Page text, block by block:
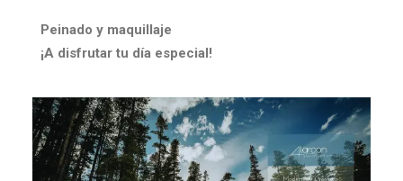
Peinado y maquillaje
¡A disfrutar tu día especial!